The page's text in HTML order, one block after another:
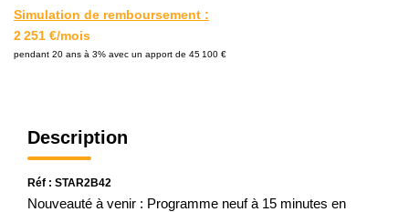
Simulation de remboursement :
2 251 €/mois
pendant 20 ans à 3% avec un apport de 45 100 €
Description
Réf : STAR2B42
Nouveauté à venir : Programme neuf à 15 minutes en